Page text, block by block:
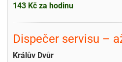
143 Kč za hodinu
Dispečer servisu –
Králův Dvůr